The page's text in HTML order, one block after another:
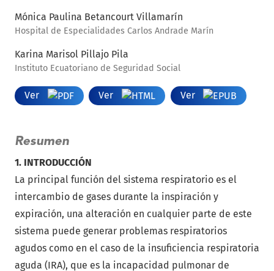
Mónica Paulina Betancourt Villamarín
Hospital de Especialidades Carlos Andrade Marín
Karina Marisol Pillajo Pila
Instituto Ecuatoriano de Seguridad Social
Ver Ver Ver
Resumen
1. INTRODUCCIÓN
La principal función del sistema respiratorio es el
intercambio de gases durante la inspiración y
expiración, una alteración en cualquier parte de este
sistema puede generar problemas respiratorios
agudos como en el caso de la insuficiencia respiratoria
aguda (IRA), que es la incapacidad pulmonar de